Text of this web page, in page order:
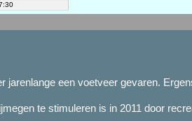
jarenlange een voetveer gevaren.
te stimuleren is in 2011 door